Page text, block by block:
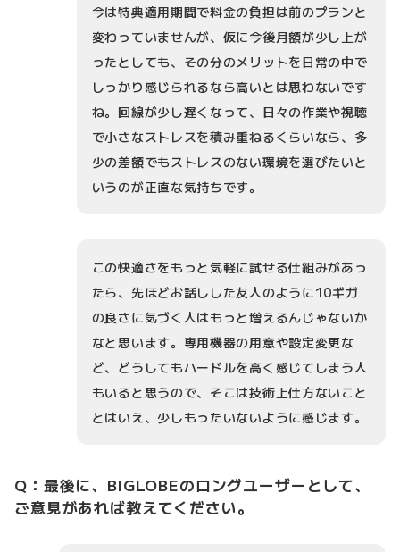
今は特典適用期間で料金の負担は前のプランと
変わっていませんが、仮に今後月額が少し上が
ったとしても、その分のメリットを日常の中で
しっかり感じられるなら高いとは思わないです
ね。回線が少し遅くなって、日々の作業や視聴
で小さなストレスを積み重ねるくらいなら、多
少の差額でもストレスのない環境を選びたいと
いうのが正直な気持ちです。
この快適さをもっと気軽に試せる仕組みがあっ
たら、先ほどお話しした友人のように10ギガ
の良さに気づく人はもっと増えるんじゃないか
なと思います。専用機器の用意や設定変更な
ど、どうしてもハードルを高く感じてしまう人
もいると思うので、そこは技術上仕方ないこと
とはいえ、少しもったいないように感じます。
Q：最後に、BIGLOBEのロングユーザーとして、
ご意見があれば教えてください。